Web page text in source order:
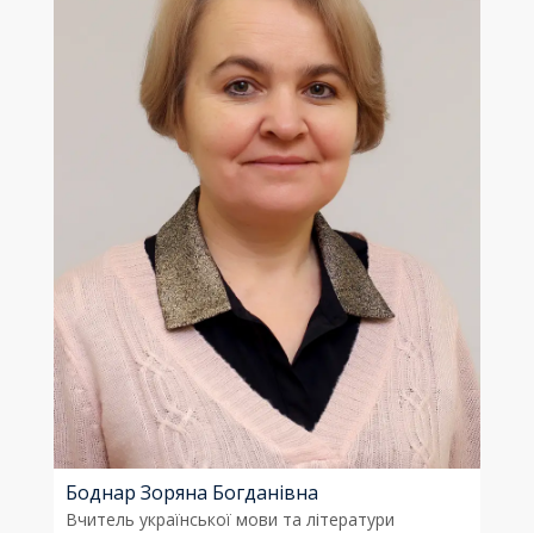
Боднар Зоряна Богданівна
Вчитель української мови та літератури